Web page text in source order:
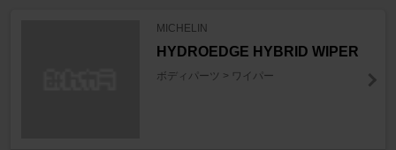
MICHELIN
HYDROEDGE HYBRID WIPER
ボディパーツ > ワイパー